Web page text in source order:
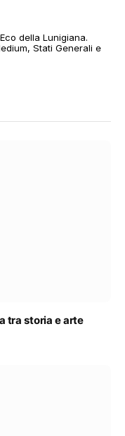
della Lunigiana.
Stati Generali e
tra storia e arte